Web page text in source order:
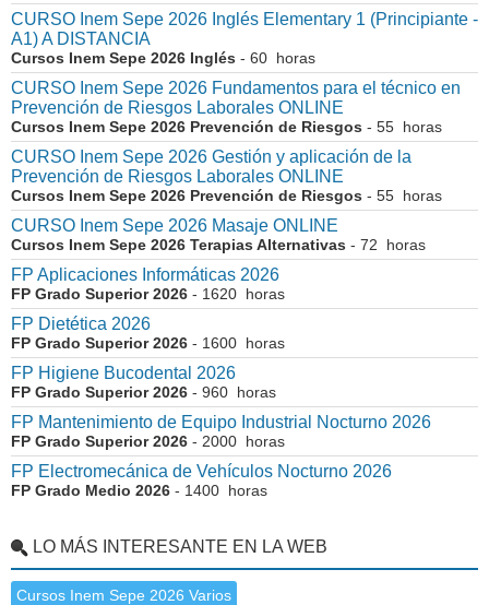
CURSO Inem Sepe 2026 Inglés Elementary 1 (Principiante -
A1) A DISTANCIA
Cursos Inem Sepe 2026 Inglés - 60 horas
CURSO Inem Sepe 2026 Fundamentos para el técnico en
Prevención de Riesgos Laborales ONLINE
Cursos Inem Sepe 2026 Prevención de Riesgos - 55 horas
CURSO Inem Sepe 2026 Gestión y aplicación de la
Prevención de Riesgos Laborales ONLINE
Cursos Inem Sepe 2026 Prevención de Riesgos - 55 horas
CURSO Inem Sepe 2026 Masaje ONLINE
Cursos Inem Sepe 2026 Terapias Alternativas - 72 horas
FP Aplicaciones Informáticas 2026
FP Grado Superior 2026 - 1620 horas
FP Dietética 2026
FP Grado Superior 2026 - 1600 horas
FP Higiene Bucodental 2026
FP Grado Superior 2026 - 960 horas
FP Mantenimiento de Equipo Industrial Nocturno 2026
FP Grado Superior 2026 - 2000 horas
FP Electromecánica de Vehículos Nocturno 2026
FP Grado Medio 2026 - 1400 horas
LO MÁS INTERESANTE EN LA WEB
Cursos Inem Sepe 2026 Varios